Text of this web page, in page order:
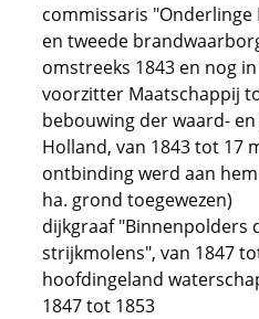
commissaris
en tweede
omstreeks 1843 en nog
voorzitter Maatschappij
bebouwing der waard-
Holland, van 1843 tot 17
ontbinding werd aan
ha. grond toegewezen)
dijkgraaf "Binnenpolders
strijkmolens", van 1847
hoofdingeland
1847 tot 1853